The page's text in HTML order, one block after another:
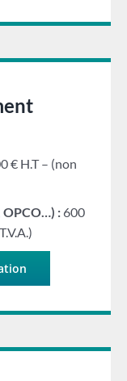
€ H.T – (non
OPCO…) : 600